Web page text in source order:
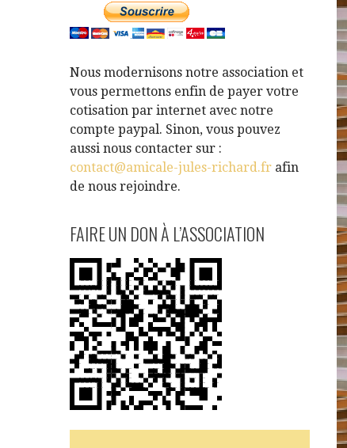
Nous modernisons notre association et
vous permettons enfin de payer votre
cotisation par internet avec notre
compte paypal. Sinon, vous pouvez
aussi nous contacter sur :
contact@amicale-jules-richard.fr afin
de nous rejoindre.
FAIRE UN DON À L’ASSOCIATION